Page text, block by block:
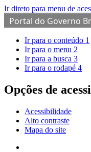
Ir direto para menu de
Portal do Governo
Ir para o conteúdo 1
Ir para o menu 2
Ir para a busca 3
Ir para o rodapé 4
Opções de
Acessibilidade
Alto contraste
Mapa do site